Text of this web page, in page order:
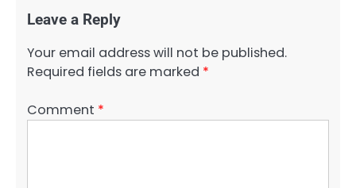
Leave a Reply
Your email address will not be published.
Required fields are marked *
Comment *